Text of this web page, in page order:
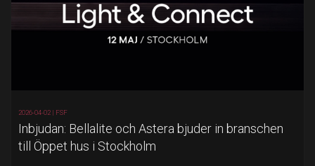
2026-04-02 | FSF
Inbjudan: Bellalite och Astera bjuder in branschen
till Öppet hus i Stockholm